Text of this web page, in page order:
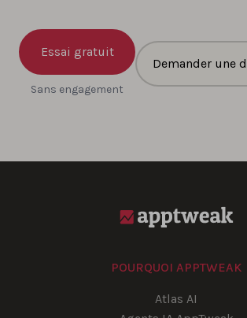
Essai gratuit
Sans engagement
Demander une
POURQUOI APPTWEAK
Atlas AI